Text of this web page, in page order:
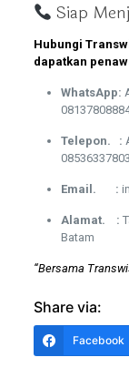
Siap
Hubungi
dapatkan
WhatsApp:
Telepon. :
Email. :
Alamat. :
Batam
“Bersama
Share via:
Facebook